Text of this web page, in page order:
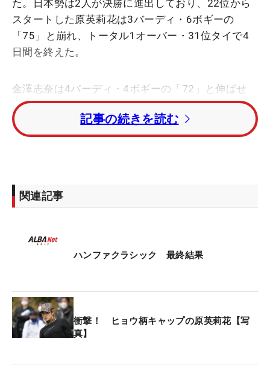
た。日本勢は2人が決勝に進出しており、22位から
スタートした原英莉花は3バーディ・6ボギーの
「75」と崩れ、トータル1オーバー・31位タイで4
日間を終えた。
金澤志奈は4バーディ・4ボギーの「72」と伸ばせ
ず、トータル2オーバー・38位タイでフィニッシュ
した。
たイ・ソヒョンは「79」と崩れてトータル13オーバ
ー・59位タイに終わった。
記事の続きを読む
関連記事
ハンファクラシック 最終結果
衝撃！ ヒョウ柄キャップの原英莉花【写
真】